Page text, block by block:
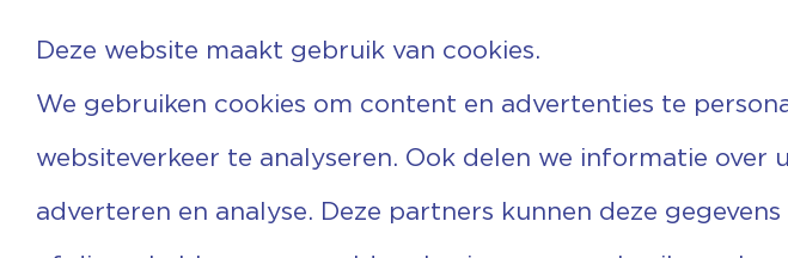
Agenda
Nieuwsbrief
Vrijwilligers
Steun ons
Contactgegevens
7731 PA Ommen
0529 455 767
info@vechtgenoten.nl
Deze website maakt gebruik van cookies.
We gebruiken cookies om content en advertenties te
websiteverkeer te analyseren. Ook delen we informatie
adverteren en analyse. Deze partners kunnen deze